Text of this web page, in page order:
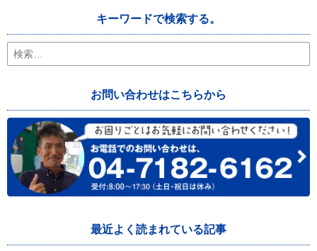
キーワードで検索する。
検
索:
お問い合わせはこちらから
最近よく読まれている記事